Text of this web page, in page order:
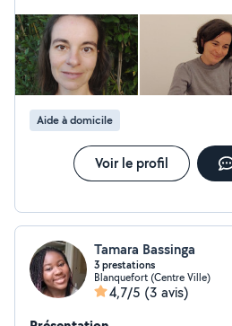
Aide à domicile
Voir le profil
Tamara Bassinga
3 prestations
Blanquefort (Centre Ville)
4,7/5 (3 avis)